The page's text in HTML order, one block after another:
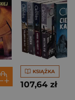
KSIĄŻKA
107,64 zł